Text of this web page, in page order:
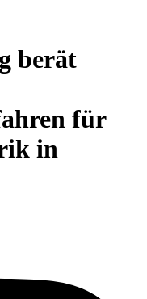
berät
für
in